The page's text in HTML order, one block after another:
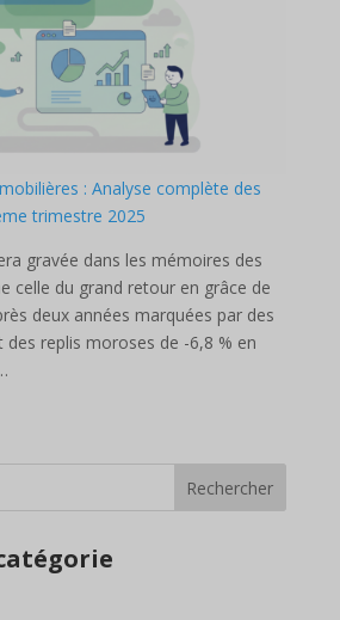
: Analyse complète des
trimestre 2025
gravée dans les mémoires des
celle du grand retour en grâce de
deux années marquées par des
replis moroses de -6,8 % en
Rechercher